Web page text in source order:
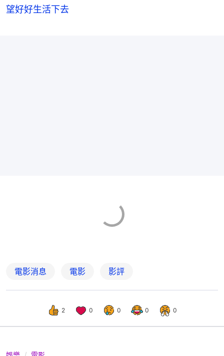
望好好生活下去
電影消息 電影 影評
2 0 0 0 0